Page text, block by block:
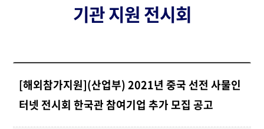
기관 지원 전시회
[해외참가지원](산업부) 2021년 중국 선전 사물인
터넷 전시회 한국관 참여기업 추가 모집 공고